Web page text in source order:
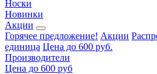
Носки
Новинки
Акции
Горячее предложение! Акции
единица Цена до 600 руб.
Производители
Цена до 600 руб